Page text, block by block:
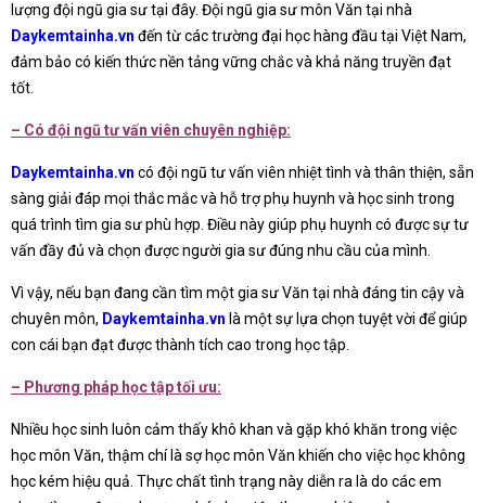
lượng đội ngũ gia sư tại đây. Đội ngũ gia sư môn Văn tại nhà
Daykemtainha.vn đến từ các trường đại học hàng đầu tại Việt Nam,
đảm bảo có kiến thức nền tảng vững chắc và khả năng truyền đạt
tốt.
– Có đội ngũ tư vấn viên chuyên nghiệp:
Daykemtainha.vn có đội ngũ tư vấn viên nhiệt tình và thân thiện, sẵn
sàng giải đáp mọi thắc mắc và hỗ trợ phụ huynh và học sinh trong
quá trình tìm gia sư phù hợp. Điều này giúp phụ huynh có được sự tư
vấn đầy đủ và chọn được người gia sư đúng nhu cầu của mình.
Vì vậy, nếu bạn đang cần tìm một gia sư Văn tại nhà đáng tin cậy và
chuyên môn, Daykemtainha.vn là một sự lựa chọn tuyệt vời để giúp
con cái bạn đạt được thành tích cao trong học tập.
– Phương pháp học tập tối ưu:
Nhiều học sinh luôn cảm thấy khô khan và gặp khó khăn trong việc
học môn Văn, thậm chí là sợ học môn Văn khiến cho việc học không
học kém hiệu quả. Thực chất tình trạng này diễn ra là do các em